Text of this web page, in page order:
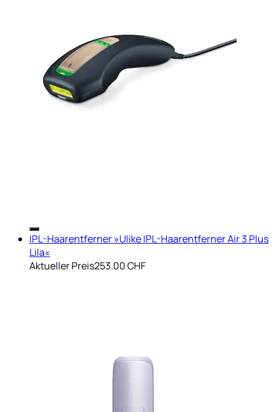
IPL-Haarentferner »Ulike IPL-Haarentferner Air 3 Plus
Lila«
Aktueller Preis253.00 CHF